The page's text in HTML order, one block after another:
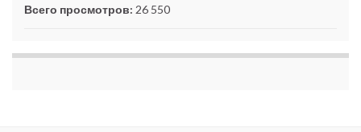
Всего просмотров: 26 550